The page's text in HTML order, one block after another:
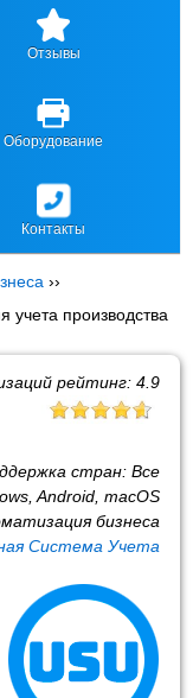
Отзывы
Оборудование
Контакты
››
учета производства
рейтинг: 4.9
стран: Все
Android, macOS
бизнеса
Система Учета